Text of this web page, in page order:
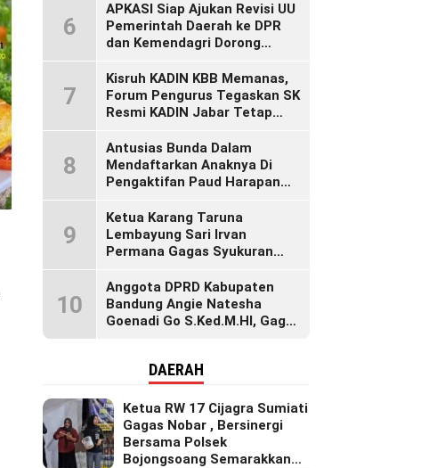
6
APKASI Siap Ajukan Revisi UU
Pemerintah Daerah ke DPR
dan Kemendagri Dorong
Daerah
7
Kisruh KADIN KBB Memanas,
Forum Pengurus Tegaskan SK
Resmi KADIN Jabar Tetap
Segera Bertindak
8
Antusias Bunda Dalam
Mendaftarkan Anaknya Di
Pengaktifan Paud Harapan
9
Ketua Karang Taruna
Lembayung Sari Irvan
Permana Gagas Syukuran
Bojong Citepus Penuh Dengan
Kebersamaan.
10
Anggota DPRD Kabupaten
Bandung Angie Natesha
Goenadi Go S.Ked.M.HI, Gagas
DAERAH
Ketua RW 17 Cijagra Sumiati
Gagas Nobar , Bersinergi
Bersama Polsek
Bojongsoang Semarakkan